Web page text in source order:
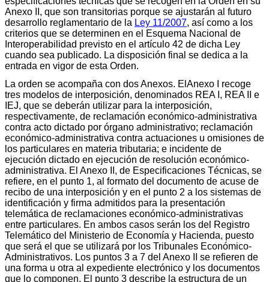
Anexo II, que son transitorias porque se ajustarán al futuro
desarrollo reglamentario de la Ley 11/2007, así como a los
criterios que se determinen en el Esquema Nacional de
Interoperabilidad previsto en el artículo 42 de dicha Ley
cuando sea publicado. La disposición final se dedica a la
entrada en vigor de esta Orden.
La orden se acompaña con dos Anexos. ElAnexo I recoge
tres modelos de interposición, denominados REA I, REA II e
IEJ, que se deberán utilizar para la interposición,
respectivamente, de reclamación económico-administrativa
contra acto dictado por órgano administrativo; reclamación
económico-administrativa contra actuaciones u omisiones de
los particulares en materia tributaria; e incidente de
ejecución dictado en ejecución de resolución económico-
administrativa. El Anexo II, de Especificaciones Técnicas, se
refiere, en el punto 1, al formato del documento de acuse de
recibo de una interposición y en el punto 2 a los sistemas de
identificación y firma admitidos para la presentación
telemática de reclamaciones económico-administrativas
entre particulares. En ambos casos serán los del Registro
Telemático del Ministerio de Economía y Hacienda, puesto
que será el que se utilizará por los Tribunales Económico-
Administrativos. Los puntos 3 a 7 del Anexo II se refieren de
una forma u otra al expediente electrónico y los documentos
que lo componen. El punto 3 describe la estructura de un